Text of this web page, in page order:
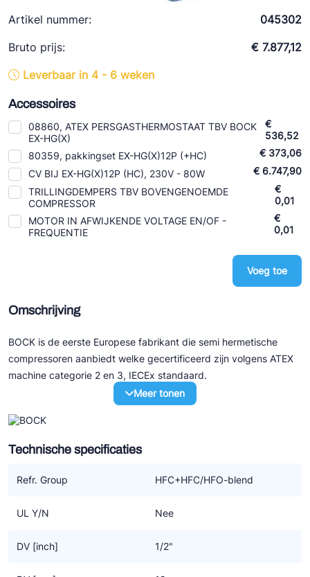
Artikel nummer:
045302
Bruto prijs:
€ 7.877,12
Leverbaar in 4 - 6 weken
Accessoires
08860, ATEX PERSGASTHERMOSTAAT TBV BOCK
EX-HG(X)
€
536,52
80359, pakkingset EX-HG(X)12P (+HC)
€ 373,06
CV BIJ EX-HG(X)12P (HC), 230V - 80W
€ 6.747,90
TRILLINGDEMPERS TBV BOVENGENOEMDE
COMPRESSOR
€
0,01
MOTOR IN AFWIJKENDE VOLTAGE EN/OF -
FREQUENTIE
€
0,01
Voeg toe
Omschrijving
BOCK is de eerste Europese fabrikant die semi hermetische
compressoren aanbiedt welke gecertificeerd zijn volgens ATEX
machine categorie 2 en 3, IECEx standaard.
De basis van deze ATEX machines wordt gevormd door de
huidige generatie HG..e compressoren.
De mogelijkheden
- Europese explosievrij markering volgens de ATEX richtlijn
- Machine groep II
omgeving door gas
- Explosie subgroep IIC or IIB
Meer tonen
Technische specificaties
Refr. Group HFC+HFC/HFO-blend
UL Y/N Nee
DV [inch] 1/2"